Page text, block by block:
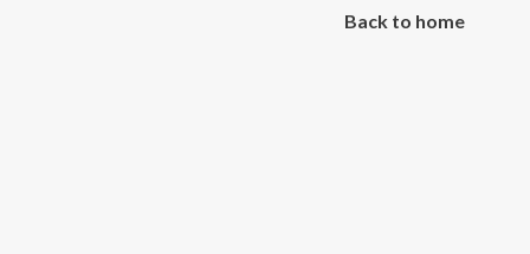
Back to home